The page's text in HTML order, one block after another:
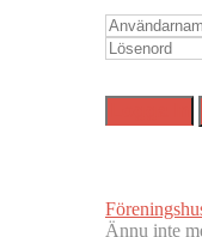
Ännu inte